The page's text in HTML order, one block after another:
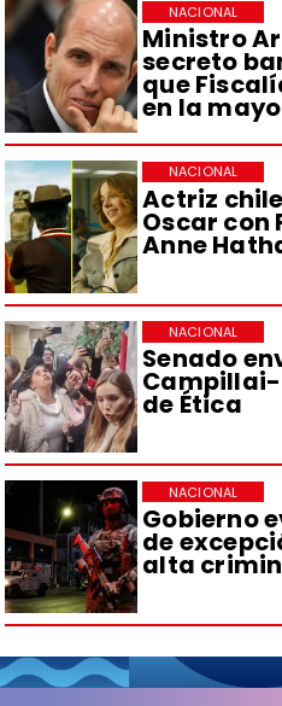
Ministro
secreto
que
en la
NACIONAL
Actriz
Oscar con
Anne
NACIONAL
Senado
Campillai-
de Ética
NACIONAL
Gobierno
de
alta
NACIONAL